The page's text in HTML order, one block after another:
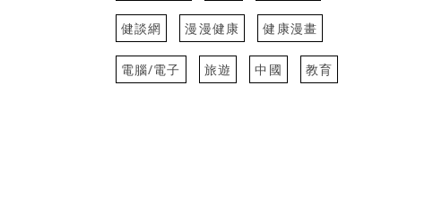
健談網 漫漫健康 健康漫畫
電腦/電子 旅遊 中國 教育